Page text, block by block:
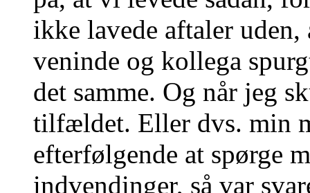
ikke lavede aftaler
veninde og kollega
det samme. Og når jeg
tilfældet. Eller dvs. min
efterfølgende at spørge
indvendinger, så var